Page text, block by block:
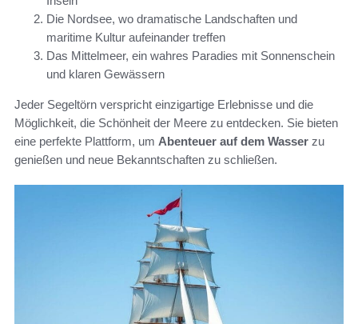
Die Nordsee, wo dramatische Landschaften und
maritime Kultur aufeinander treffen
Das Mittelmeer, ein wahres Paradies mit Sonnenschein
und klaren Gewässern
Jeder Segeltörn verspricht einzigartige Erlebnisse und die
Möglichkeit, die Schönheit der Meere zu entdecken. Sie bieten
eine perfekte Plattform, um Abenteuer auf dem Wasser zu
genießen und neue Bekanntschaften zu schließen.